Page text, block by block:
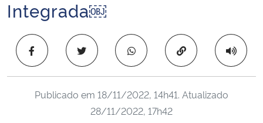
Ministério da Agricultura, Pecuária e Abastecimento
Ministério da Educação
Integrada￼
Copiar para área
Publicado em 18/11/2022, 14h41. Atualizado
28/11/2022, 17h42